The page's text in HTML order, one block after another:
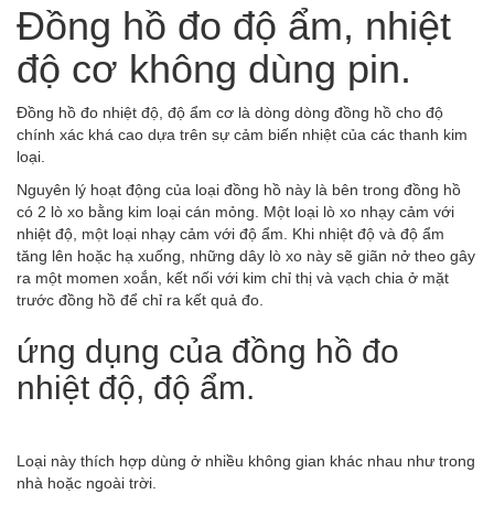
Đồng hồ đo độ ẩm, nhiệt
độ cơ không dùng pin.
Đồng hồ đo nhiệt độ, độ ẩm cơ là dòng dòng đồng hồ cho độ
chính xác khá cao dựa trên sự cảm biến nhiệt của các thanh kim
loại.
Nguyên lý hoạt động của loại đồng hồ này là bên trong đồng hồ
có 2 lò xo bằng kim loại cán mỏng. Một loại lò xo nhạy cảm với
nhiệt độ, một loại nhạy cảm với độ ẩm. Khi nhiệt độ và độ ẩm
tăng lên hoặc hạ xuống, những dây lò xo này sẽ giãn nở theo gây
ra một momen xoắn, kết nối với kim chỉ thị và vạch chia ở mặt
trước đồng hồ để chỉ ra kết quả đo.
ứng dụng của đồng hồ đo
nhiệt độ, độ ẩm.
Loại này thích hợp dùng ở nhiều không gian khác nhau như trong
nhà hoặc ngoài trời.